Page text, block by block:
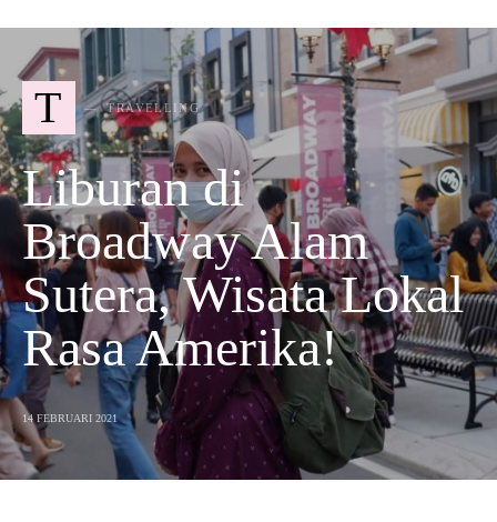
T TRAVELLING
Liburan di
Broadway Alam
Sutera, Wisata Lokal
Rasa Amerika!
14 FEBRUARI 2021